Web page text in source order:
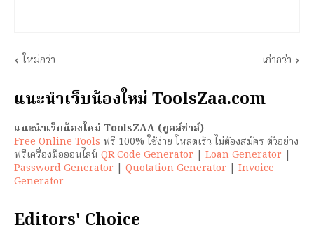
ใหม่กว่า เก่ากว่า
แนะนำเว็บน้องใหม่ ToolsZaa.com
แนะนำเว็บน้องใหม่ ToolsZAA (ทูลส์ซ่าส์)
Free Online Tools ฟรี 100% ใช้ง่าย โหลดเร็ว ไม่ต้องสมัคร ตัวอย่าง
ฟรีเครื่องมือออนไลน์ QR Code Generator | Loan Generator |
Password Generator | Quotation Generator | Invoice
Generator
Editors' Choice